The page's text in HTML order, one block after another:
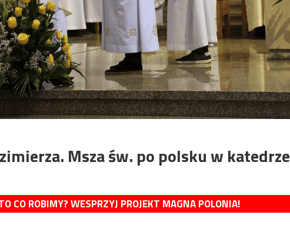
Msza św. po polsku w katedrze
CO ROBIMY? WESPRZYJ PROJEKT MAGNA POLONIA!